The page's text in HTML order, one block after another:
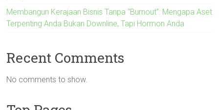
Membangun Kerajaan Bisnis Tanpa “Burnout”: Mengapa Aset
Terpenting Anda Bukan Downline, Tapi Hormon Anda
Recent Comments
No comments to show.